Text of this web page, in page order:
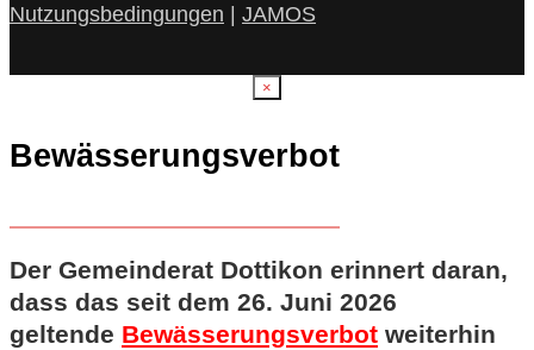
Nutzungsbedingungen | JAMOS
×
Bewässerungsverbot
Der Gemeinderat Dottikon erinnert daran,
dass das seit dem 26. Juni 2026
geltende Bewässerungsverbot weiterhin